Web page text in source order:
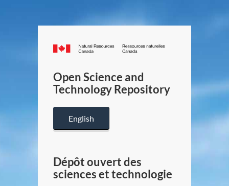
Canada.ca
/
Canada
Open Science and
Technology Repository
English
Dépôt ouvert des
sciences et technologie